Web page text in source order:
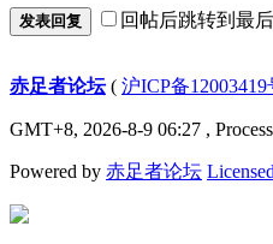
发表回复 回帖后跳转到最
赤足者论坛( 沪ICP备
GMT+8, 2026-8-9 06:27 ,
Powered by 赤足者论坛 Licensed